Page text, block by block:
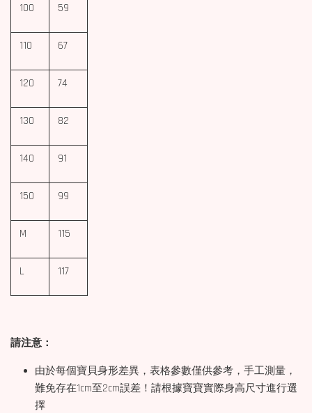
100 59
110 67
120 74
130 82
140 91
150 99
M 115
L 117
請注意：
由於每個寶貝身形差異，表格參數僅供參考，手工測量，
難免存在1cm至2cm誤差！請根據寶寶實際身高尺寸進行選
擇